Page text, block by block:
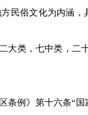
民俗文化为内涵
大类，七中类，二
条例》第十六条“